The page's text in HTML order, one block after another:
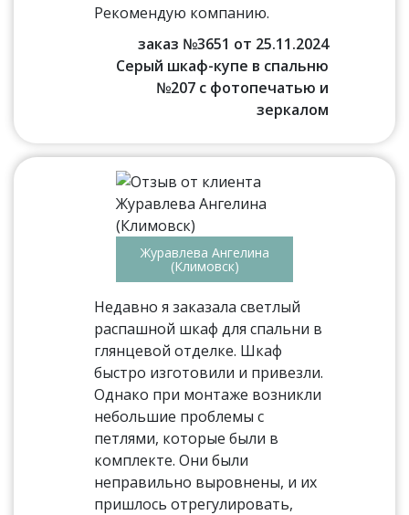
Рекомендую компанию.
заказ №3651 от 25.11.2024
Серый шкаф-купе в спальню
№207 с фотопечатью и
зеркалом
Журавлева Ангелина
(Климовск)
Недавно я заказала светлый
распашной шкаф для спальни в
глянцевой отделке. Шкаф
быстро изготовили и привезли.
Однако при монтаже возникли
небольшие проблемы с
петлями, которые были в
комплекте. Они были
неправильно выровнены, и их
пришлось отрегулировать,